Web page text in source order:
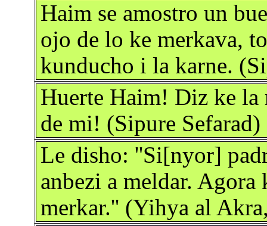
Haim se amostro un
ojo de lo ke merkava,
kunducho i la karne.
Huerte Haim! Diz ke la
de mi! (Sipure Sefarad)
Le disho: ''Si[nyor]
anbezi a meldar. Agora
merkar.'' (Yihya al